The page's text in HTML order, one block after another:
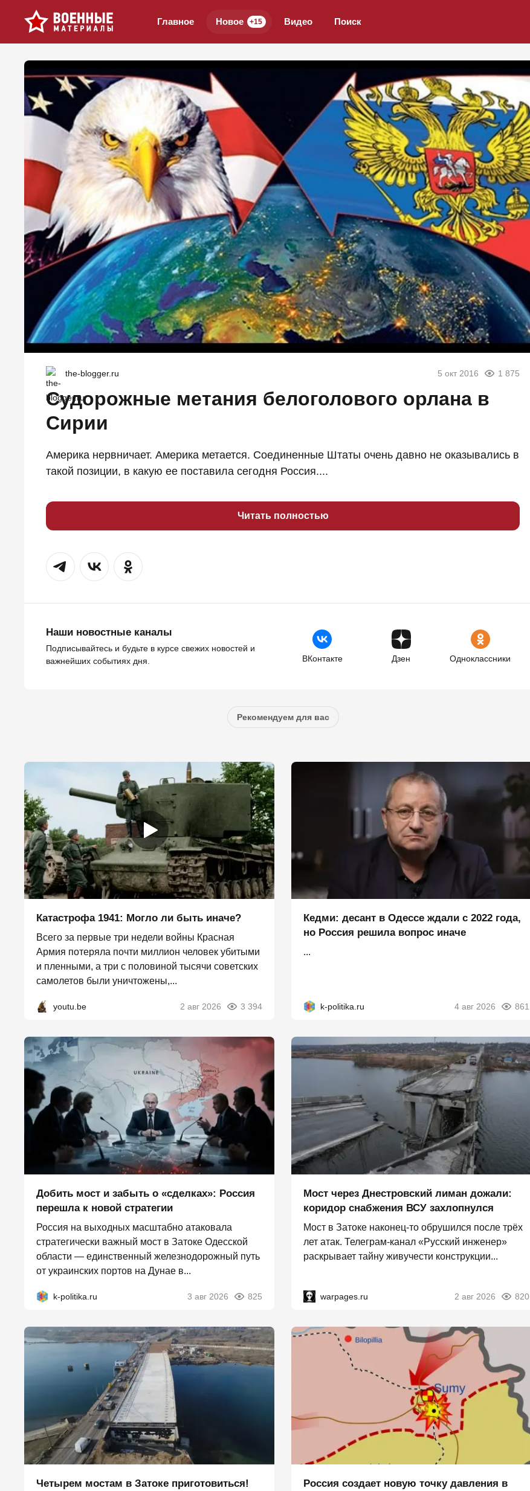
Главное Новое +15 Видео Поиск
the-blogger.ru 5 окт 2016 1 875
Судорожные метания белоголового орлана в
Сирии
Америка нервничает. Америка метается. Соединенные Штаты очень давно не оказывались в
такой позиции, в какую ее поставила сегодня Россия....
Читать полностью
Наши новостные каналы
Подписывайтесь и будьте в курсе свежих новостей и
важнейших событиях дня.
ВКонтакте Дзен Одноклассники
Рекомендуем для вас
Катастрофа 1941: Могло ли быть иначе?
Всего за первые три недели войны Красная
Армия потеряла почти миллион человек убитыми
и пленными, а три с половиной тысячи советских
самолетов были уничтожены,...
youtu.be 2 авг 2026 3 394
Кедми: десант в Одессе ждали с 2022 года,
но Россия решила вопрос иначе
...
k-politika.ru 4 авг 2026 861
Добить мост и забыть о «сделках»: Россия
перешла к новой стратегии
Россия на выходных масштабно атаковала
стратегически важный мост в Затоке Одесской
области — единственный железнодорожный путь
от украинских портов на Дунае в...
k-politika.ru 3 авг 2026 825
Мост через Днестровский лиман дожали:
коридор снабжения ВСУ захлопнулся
Мост в Затоке наконец-то обрушился после трёх
лет атак. Телеграм-канал «Русский инженер»
раскрывает тайну живучести конструкции...
warpages.ru 2 авг 2026 820
Четырем мостам в Затоке приготовиться!
Россия создает новую точку давления в